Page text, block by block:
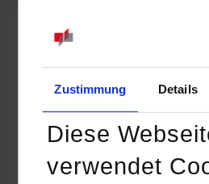
Zustimmung Details
Diese
verwendet
Online INDIS-Infoveranstaltung für
Zum Event
Technologietag: Clean
nachhaltige Mobilität im